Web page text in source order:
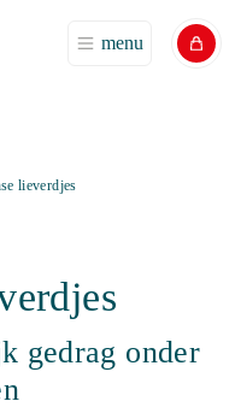
menu
lieverdjes
gedrag onder